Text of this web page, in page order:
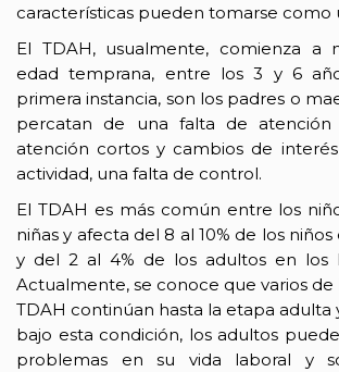
características pueden tomarse como
El TDAH, usualmente, comienza a
edad temprana, entre los 3 y 6
primera instancia, son los padres o
percatan de una falta de
atención cortos y cambios de
actividad, una falta de control.
El TDAH es más común entre los
niñas y afecta del 8 al 10% de los
y del 2 al 4% de los adultos en los
Actualmente, se conoce que varios de
TDAH continúan hasta la etapa adulta
bajo esta condición, los adultos
problemas en su vida laboral y